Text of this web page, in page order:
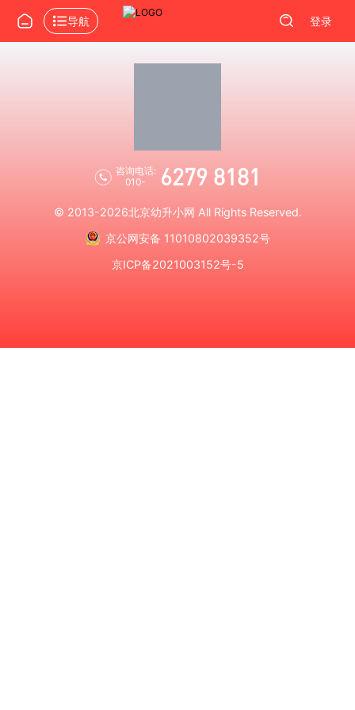
导航 登录
咨询电话:
010-
6279 8181
© 2013-2026北京幼升小网 All Rights Reserved.
京公网安备 11010802039352号
京ICP备2021003152号-5